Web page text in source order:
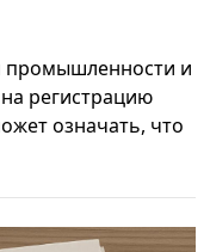
промышленности и
регистрацию
означать, что